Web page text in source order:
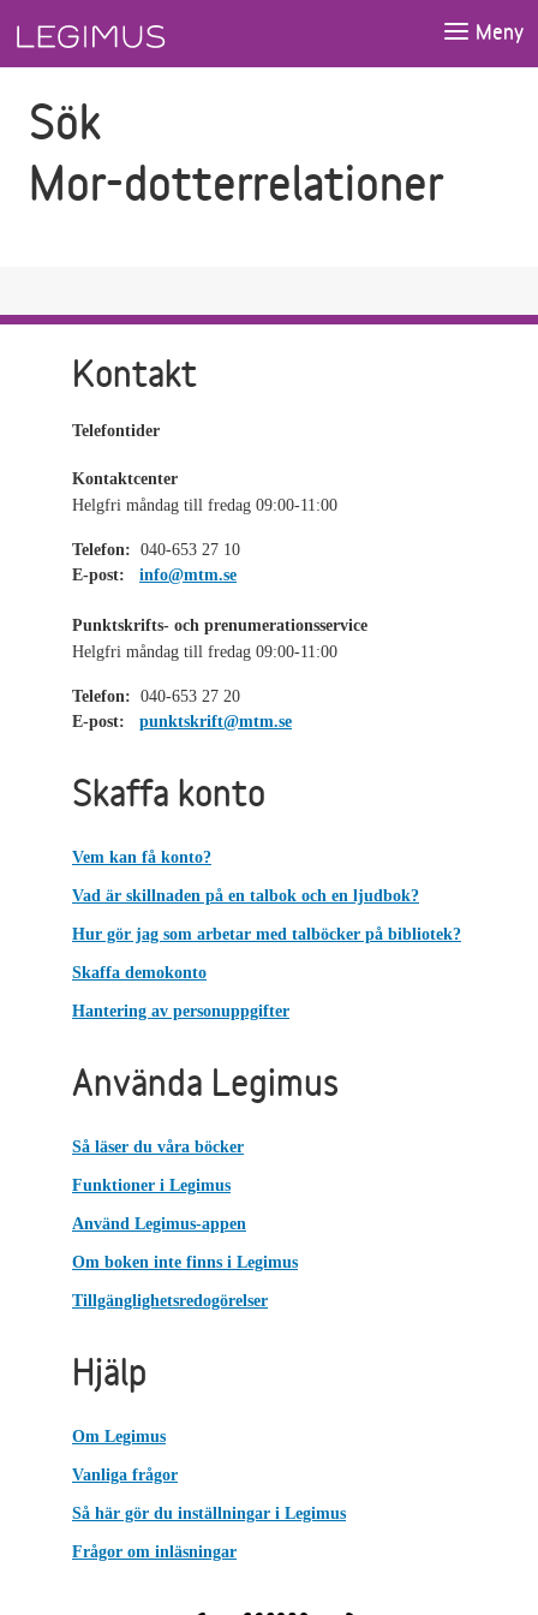
Meny
Sök
Mor-dotterrelationer
Kontakt
Telefontider
Kontaktcenter
Helgfri måndag till fredag 09:00-11:00
Telefon: 040-653 27 10
E-post:
info@mtm.se
Punktskrifts- och prenumerationsservice
Helgfri måndag till fredag 09:00-11:00
Telefon: 040-653 27 20
E-post:
punktskrift@mtm.se
Skaffa konto
Vem kan få konto?
Vad är skillnaden på en talbok och en ljudbok?
Hur gör jag som arbetar med talböcker på bibliotek?
Skaffa demokonto
Hantering av personuppgifter
Använda Legimus
Så läser du våra böcker
Funktioner i Legimus
Använd Legimus-appen
Om boken inte finns i Legimus
Tillgänglighetsredogörelser
Hjälp
Om Legimus
Vanliga frågor
Så här gör du inställningar i Legimus
Frågor om inläsningar